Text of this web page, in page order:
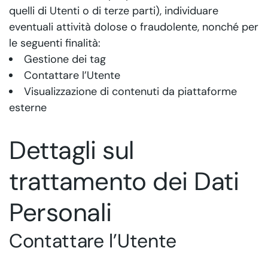
quelli di Utenti o di terze parti), individuare
eventuali attività dolose o fraudolente, nonché per
le seguenti finalità:
Gestione dei tag
Contattare l’Utente
Visualizzazione di contenuti da piattaforme
esterne
Dettagli sul
trattamento dei Dati
Personali
Contattare l’Utente